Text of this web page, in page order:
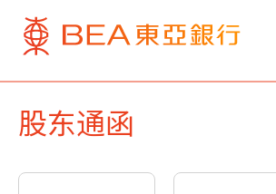
股东通函